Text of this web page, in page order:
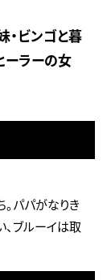
・ビンゴと暮
ーラーの女
パパがなりき
ブルーイは取